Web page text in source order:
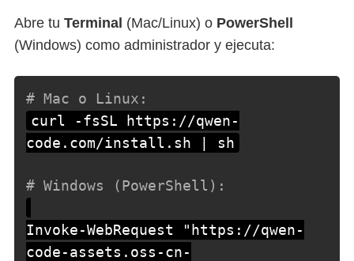
Abre tu Terminal (Mac/Linux) o PowerShell
(Windows) como administrador y ejecuta:
# Mac o Linux:
curl -fsSL https://qwen-
code.com/install.sh | sh
# Windows (PowerShell):
Invoke-WebRequest "https://qwen-
code-assets.oss-cn-